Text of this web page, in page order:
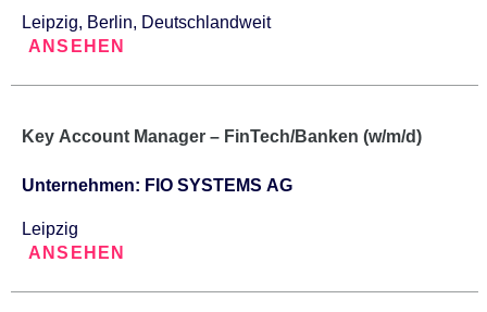
Leipzig, Berlin, Deutschlandweit
ANSEHEN
Key Account Manager – FinTech/Banken (w/m/d)
Unternehmen: FIO SYSTEMS AG
Leipzig
ANSEHEN